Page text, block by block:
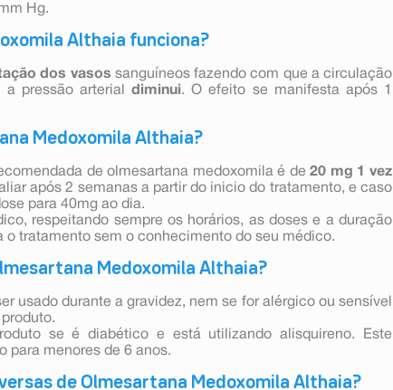
Hg.
Althaia funciona?
dos vasos sanguíneos fazendo com que a circulação
a pressão arterialdiminui. O efeito se manifesta após 1
Medoxomila Althaia?
de olmesartana medoxomila é de20 mg 1 vez
após 2 semanas a partir do inicio do tratamento, e caso
para 40mg ao dia.
respeitando sempre os horários, as doses e a duração
o tratamento sem o conhecimento do seu médico.
Medoxomila Althaia?
usado durante a gravidez, nem se for alérgico ou sensível
se é diabético e está utilizando alisquireno. Este
para menores de 6 anos.
de Olmesartana Medoxomila Althaia?